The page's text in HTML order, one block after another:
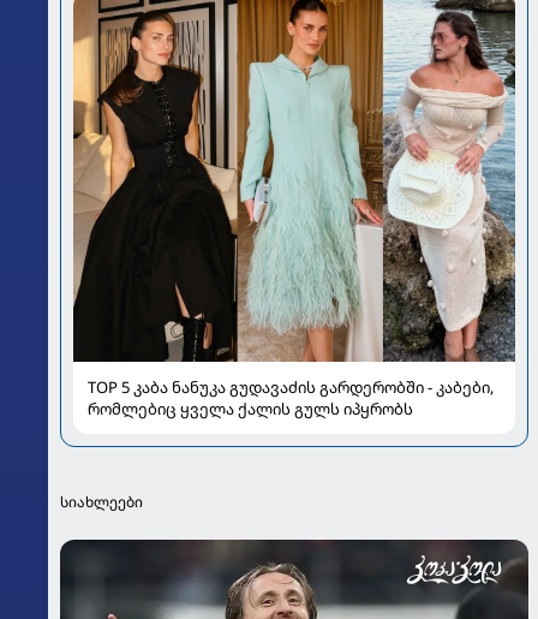
TOP 5 კაბა ნანუკა გუდავაძის გარდერობში - კაბები,
რომლებიც ყველა ქალის გულს იპყრობს
სიახლეები